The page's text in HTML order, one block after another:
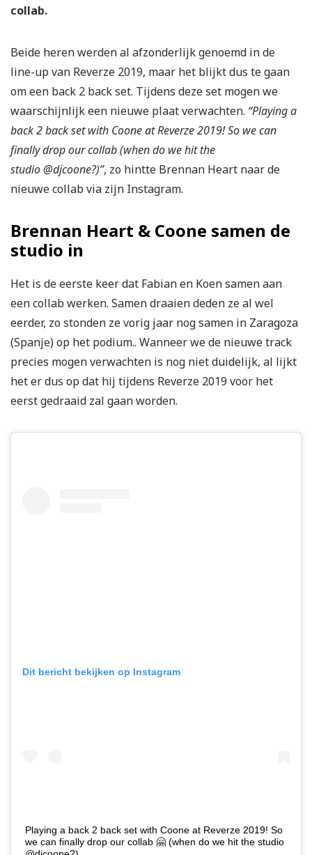
collab.
Beide heren werden al afzonderlijk genoemd in de
line-up van Reverze 2019, maar het blijkt dus te gaan
om een back 2 back set. Tijdens deze set mogen we
waarschijnlijk een nieuwe plaat verwachten. “Playing a
back 2 back set with Coone at Reverze 2019! So we can
finally drop our collab (when do we hit the
studio @djcoone?)”, zo hintte Brennan Heart naar de
nieuwe collab via zijn Instagram.
Brennan Heart & Coone samen de
studio in
Het is de eerste keer dat Fabian en Koen samen aan
een collab werken. Samen draaien deden ze al wel
eerder, zo stonden ze vorig jaar nog samen in Zaragoza
(Spanje) op het podium.. Wanneer we de nieuwe track
precies mogen verwachten is nog niet duidelijk, al lijkt
het er dus op dat hij tijdens Reverze 2019 voor het
eerst gedraaid zal gaan worden.
Dit bericht bekijken op Instagram
Playing a back 2 back set with Coone at Reverze 2019! So
we can finally drop our collab 🤗 (when do we hit the studio